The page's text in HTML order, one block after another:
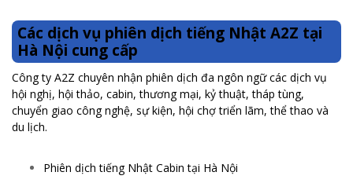
Các dịch vụ phiên dịch tiếng Nhật A2Z tại
Hà Nội cung cấp
Công ty A2Z chuyên nhận phiên dịch đa ngôn ngữ các dịch vụ
hội nghị, hội thảo, cabin, thương mại, kỷ thuật, tháp tùng,
chuyển giao công nghệ, sự kiện, hội chợ triển lãm, thể thao và
du lịch.
Phiên dịch tiếng Nhật Cabin tại Hà Nội